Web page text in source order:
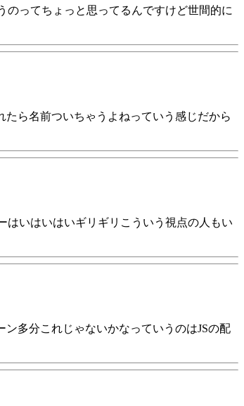
ってちょっと思ってるんですけど世間的に
ら名前ついちゃうよねっていう感じだから
はいはいはいギリギリこういう視点の人もい
多分これじゃないかなっていうのはJSの配